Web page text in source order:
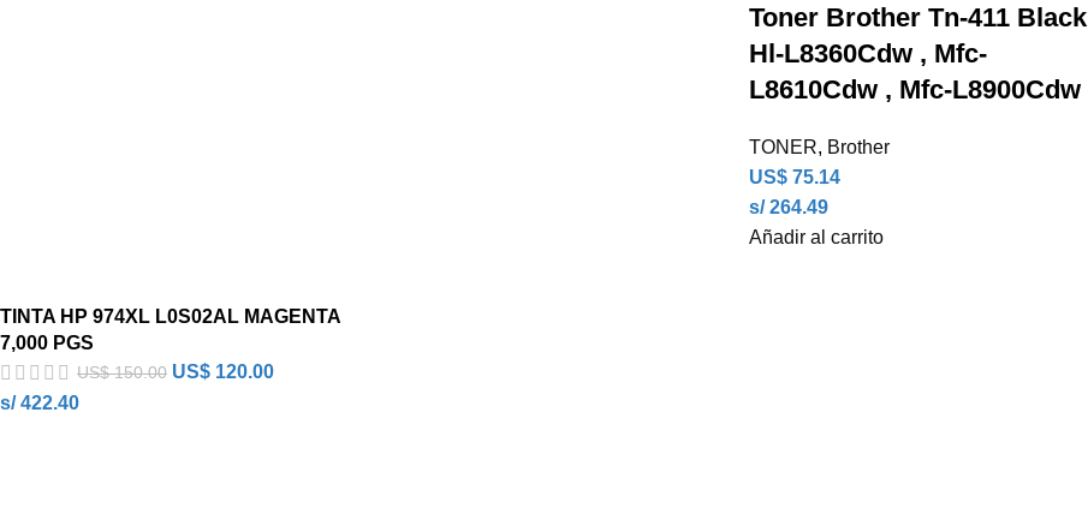
TINTA HP 974XL L0S02AL MAGENTA
7,000 PGS
US$150.00 US$ 120.00
s/ 422.40
Toner Brother Tn-411 Black
Hl-L8360Cdw , Mfc-
L8610Cdw , Mfc-L8900Cdw
TONER, Brother
US$75.14
s/ 264.49
Añadir al carrito